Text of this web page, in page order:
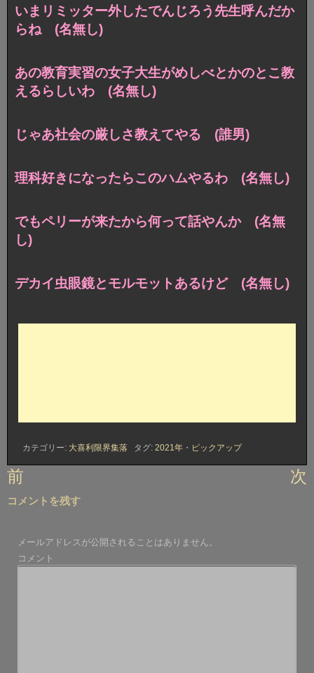
いまリミッター外したでんじろう先生呼んだか
らね (名無し)
あの教育実習の女子大生がめしべとかのとこ教
えるらしいわ (名無し)
じゃあ社会の厳しさ教えてやる (誰男)
理科好きになったらこのハムやるわ (名無し)
でもペリーが来たから何って話やんか (名無
し)
デカイ虫眼鏡とモルモットあるけど (名無し)
カテゴリー: 大喜利限界集落 タグ: 2021年 ・ ピックアップ
投
ナ
ゲ
ー
前 次
コメントを残す
メールアドレスが公開されることはありません。
コメント